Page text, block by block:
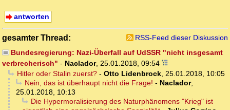
antworten
gesamter Thread:
RSS-Feed dieser Diskussion
Bundesregierung: Nazi-Überfall auf UdSSR "nicht insgesamt
verbrecherisch" - Naclador, 25.01.2018, 09:54
Hitler oder Stalin zuerst?- Otto Lidenbrock, 25.01.2018, 10:05
Nein, das ist überhaupt nicht die Frage! - Naclador,
25.01.2018, 10:13
Die Hypermoralisierung des Naturphänomens "Krieg" ist